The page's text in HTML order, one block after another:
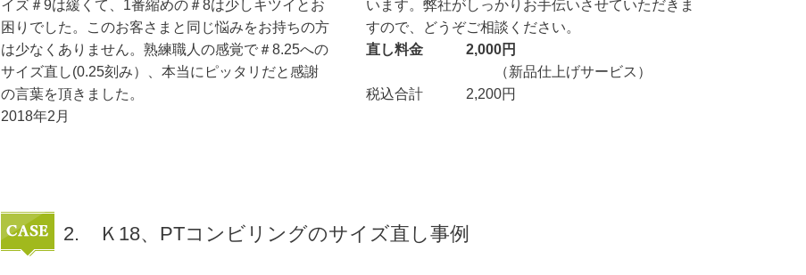
イズ＃9は緩くて、1番縮めの＃8は少しキツイとお
困りでした。このお客さまと同じ悩みをお持ちの方
は少なくありません。熟練職人の感覚で＃8.25への
サイズ直し(0.25刻み）、本当にピッタリだと感謝
の言葉を頂きました。
2018年2月
います。弊社がしっかりお手伝いさせていただきま
すので、どうぞご相談ください。
直し料金 2,000円
（新品仕上げサービス）
税込合計 2,200円
2. Ｋ18、PTコンビリングのサイズ直し事例